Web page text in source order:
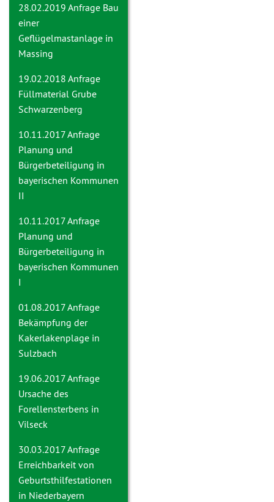
28.02.2019 Anfrage Bau
einer
Geflügelmastanlage in
Massing
19.02.2018 Anfrage
Füllmaterial Grube
Schwarzenberg
10.11.2017 Anfrage
Planung und
Bürgerbeteiligung in
bayerischen Kommunen
II
10.11.2017 Anfrage
Planung und
Bürgerbeteiligung in
bayerischen Kommunen
I
01.08.2017 Anfrage
Bekämpfung der
Kakerlakenplage in
Sulzbach
19.06.2017 Anfrage
Ursache des
Forellensterbens in
Vilseck
30.03.2017 Anfrage
Erreichbarkeit von
Geburtsthilfestationen
in Niederbayern